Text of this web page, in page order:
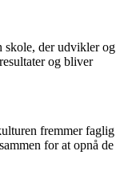
skole, der udvikler og
og bliver
fremmer faglig
for at opnå de